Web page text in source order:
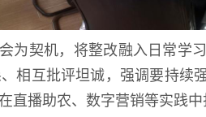
为契机，将整改融入日常学
相互批评坦诚，强调要持续
直播助农、数字营销等实践